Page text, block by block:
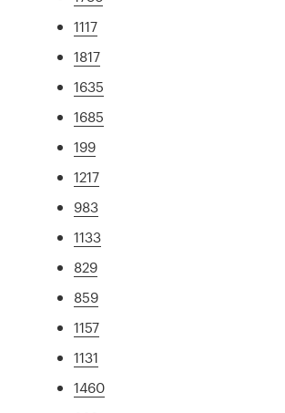
1117
1817
1635
1685
199
1217
983
1133
829
859
1157
1131
1460